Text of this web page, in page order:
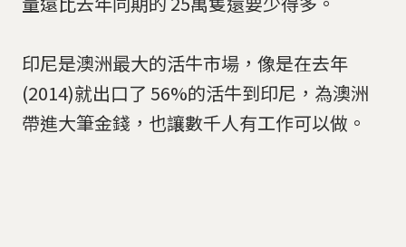
印尼是澳洲最大的活牛市場，像是在去年
(2014)就出口了 56%的活牛到印尼，為澳洲
帶進大筆金錢，也讓數千人有工作可以做。